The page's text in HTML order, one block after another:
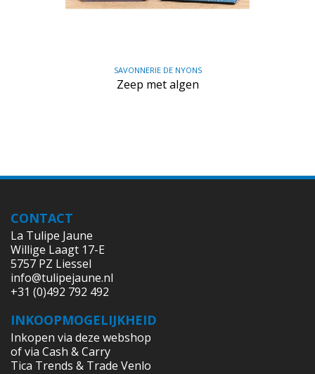
SAVONNERIE DE NYONS
Zeep met algen
CONTACT
La Tulipe Jaune
Willige Laagt 17-E
5757 PZ Liessel
info@tulipejaune.nl
+31 (0)492 792 492
INKOOPMOGELIJKHEID
Inkopen via deze webshop
of via Cash & Carry
Tica Trends & Trade Venlo